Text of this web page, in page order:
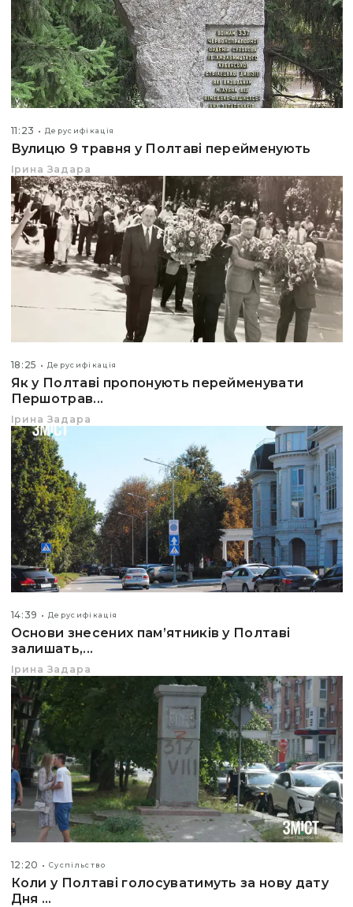
11:23 Дерусифікація
Вулицю 9 травня у Полтаві перейменують
Ірина Задара
18:25 Дерусифікація
Як у Полтаві пропонують перейменувати
Першотрав...
Ірина Задара
14:39 Дерусифікація
Основи знесених пам’ятників у Полтаві
залишать,...
Ірина Задара
12:20 Суспільство
Коли у Полтаві голосуватимуть за нову дату
Дня ...